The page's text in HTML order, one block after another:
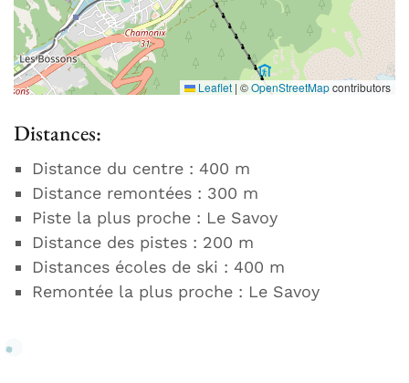
Leaflet | ©OpenStreetMapcontributors
Distances:
Distance du centre : 400 m
Distance remontées : 300 m
Piste la plus proche : Le Savoy
Distance des pistes : 200 m
Distances écoles de ski : 400 m
Remontée la plus proche : Le Savoy